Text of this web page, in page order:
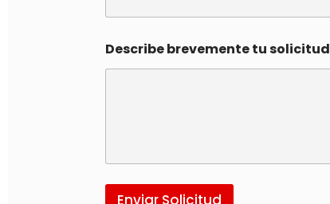
Describe brevemente tu solicitud
Enviar Solicitud